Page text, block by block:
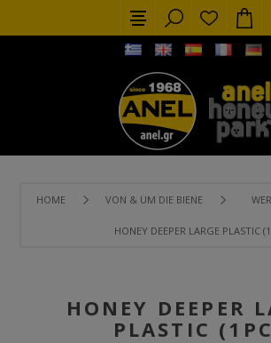
HOME VON & UM DIE BIENE
HONEY DEEPER LARGE PLASTIC
HONEY DEEPER
PLASTIC